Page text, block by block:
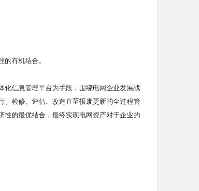
有机结合。
化信息管理平台为手段，围绕电网企业发展战
、检修、评估、改造直至报废更新的全过程管
性的最优结合，最终实现电网资产对于企业的